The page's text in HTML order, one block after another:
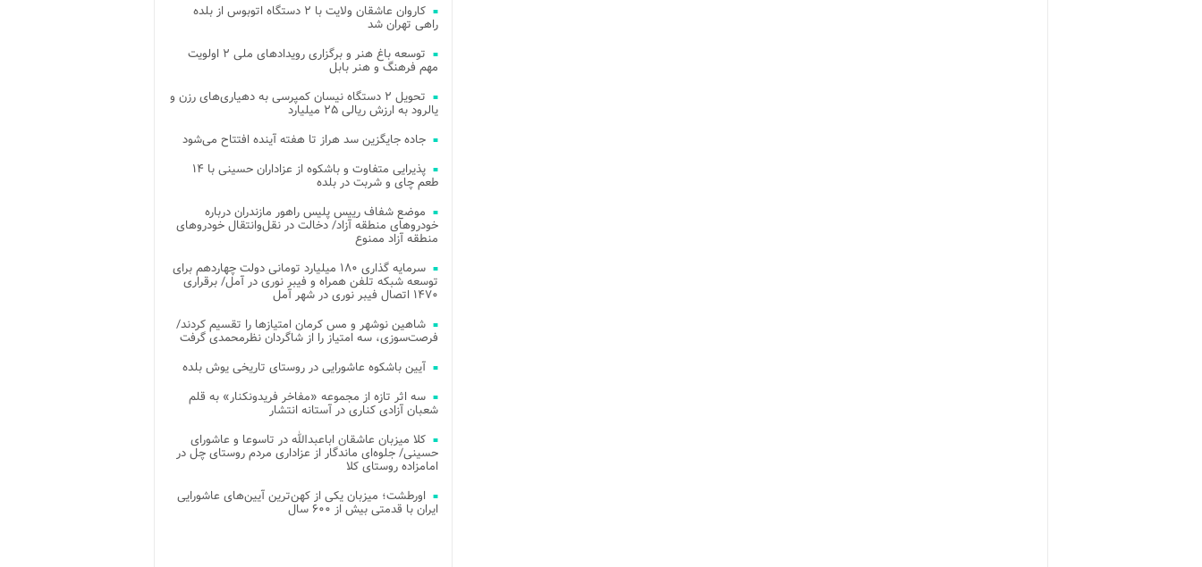
کاروان عاشقان ولایت با ۲ دستگاه اتوبوس از بلده
راهی تهران شد
توسعه باغ هنر و برگزاری رویدادهای ملی ۲ اولویت
مهم فرهنگ و هنر بابل
تحویل ۲ دستگاه نیسان کمپرسی به دهیاری‌های رزن و
یالرود به ارزش ریالی ۲۵ میلیارد
جاده جایگزین سد هراز تا هفته آینده افتتاح می‌شود
پذیرایی متفاوت و باشکوه از عزاداران حسینی با ۱۴
طعم چای و شربت در بلده
موضع شفاف رییس پلیس راهور مازندران درباره
خودروهای منطقه آزاد/ دخالت در نقل‌وانتقال خودروهای
منطقه آزاد ممنوع
سرمایه گذاری ۱۸۰ میلیارد تومانی دولت چهاردهم برای
توسعه شبکه تلفن همراه و فیبر نوری در آمل/ برقراری
۱۴۷۰ اتصال فیبر نوری در شهر آمل
شاهین نوشهر و مس کرمان امتیازها را تقسیم کردند/
فرصت‌سوزی، سه امتیاز را از شاگردان نظرمحمدی گرفت
آیین باشکوه عاشورایی در روستای تاریخی یوش بلده
سه اثر تازه از مجموعه «مفاخر فریدونکنار» به قلم
شعبان آزادی کناری در آستانه انتشار
کلا میزبان عاشقان اباعبدالله در تاسوعا و عاشورای
حسینی/ جلوه‌ای ماندگار از عزاداری مردم روستای چل در
امامزاده روستای کلا
اورطشت؛ میزبان یکی از کهن‌ترین آیین‌های عاشورایی
ایران با قدمتی بیش از ۶۰۰ سال